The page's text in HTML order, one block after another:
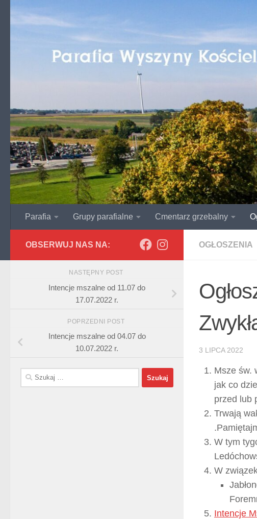
Przejdź do treści
Parafia Grupy parafialne Cmentarz grzebalny
OGŁOSZENIA
3 LIPCA 2022
Msze św.
jak co
przed lub
Trwają
W tym
W
Intencje
OBSERWUJ NAS NA:
NASTĘPNY POST
Intencje mszalne od 11.07 do
17.07.2022 r.
POPRZEDNI POST
Intencje mszalne od 04.07 do
10.07.2022 r.
Szukaj: